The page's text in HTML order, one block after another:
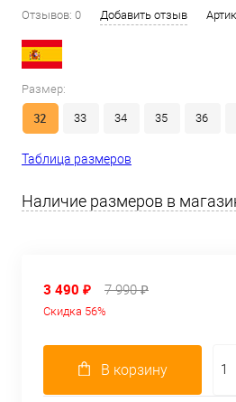
Отзывов: 0 Добавить отзыв
Размер:
32 33 34 35 36
Таблица размеров
Наличие размеров в
3 490 ₽ 7 990 ₽
Скидка 56%
В корзину